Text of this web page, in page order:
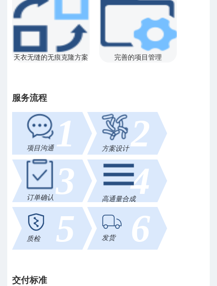
天衣无缝的无痕克隆方案 完善的项目管理
服务流程
项目沟通 1 方案设计 2
订单确认 3 高通量合成4
质检 5 发货 6
交付标准